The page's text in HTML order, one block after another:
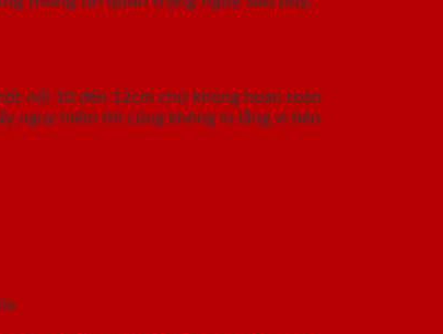
nổi 10 đến 12cm chứ không hoàn toàn
nguy hiểm thì cũng không lo lắng vì bên